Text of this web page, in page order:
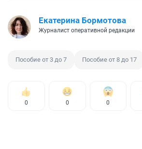
Екатерина Бормотова
Журналист оперативной редакции
Пособие от 3 до 7 Пособие от 8 до 17
0 0 0